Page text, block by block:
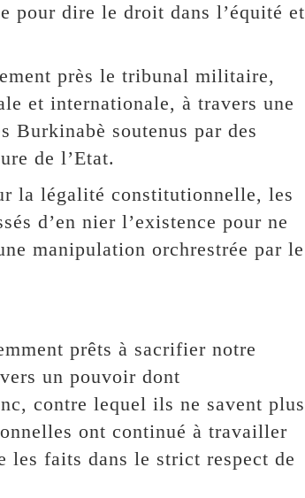
pour dire le droit dans l’équité et
près le tribunal militaire,
et internationale, à travers une
Burkinabè soutenus par des
de l’Etat.
la légalité constitutionnelle, les
d’en nier l’existence pour ne
manipulation orchrestrée par le
prêts à sacrifier notre
un pouvoir dont
contre lequel ils ne savent plus
ont continué à travailler
les faits dans le strict respect de